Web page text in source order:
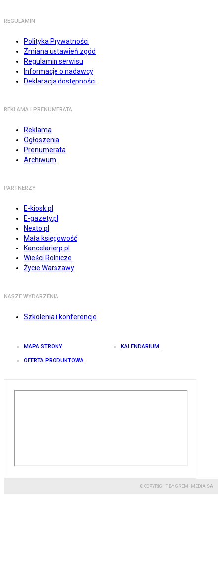
REGULAMIN
Polityka Prywatności
Zmiana ustawień zgód
Regulamin serwisu
Informacje o nadawcy
Deklaracja dostępności
REKLAMA I PRENUMERATA
Reklama
Ogłoszenia
Prenumerata
Archiwum
PARTNERZY
E-kiosk.pl
E-gazety.pl
Nexto.pl
Mała księgowość
Kancelarierp.pl
Wieści Rolnicze
Życie Warszawy
NASZE WYDARZENIA
Szkolenia i konferencje
MAPA STRONY KALENDARIUM
OFERTA PRODUKTOWA
© COPYRIGHT BY GREMI MEDIA SA